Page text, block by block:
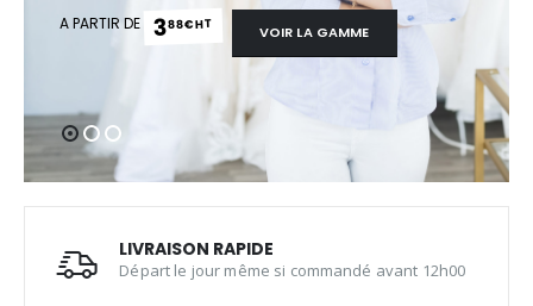
A PARTIR DE 388€ HT VOIR LA GAMME
LIVRAISON RAPIDE
Départ le jour même si commandé avant 12h00